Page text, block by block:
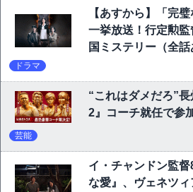
【あすから】「完
一挙放送！行定勲
国ミステリー（全話
ドラマ
“これはダメだろ”
2』コーチ就任で参
芸能
イ・チャンドン監
な愛』、ヴェネツ